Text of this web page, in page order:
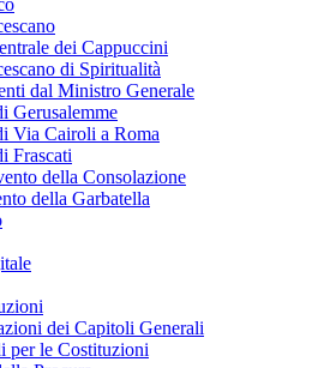
dei Cappuccini
di Spiritualità
dal Ministro Generale
Gerusalemme
Via Cairoli a Roma
Frascati
della Consolazione
della Garbatella
dei Capitoli Generali
per le Costituzioni